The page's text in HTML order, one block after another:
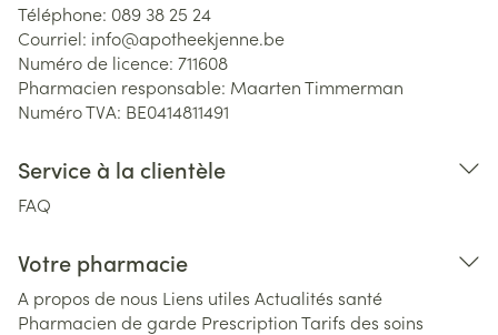
Téléphone: 089 38 25 24
Courriel: info@apotheekjenne.be
Numéro de licence: 711608
Pharmacien responsable: Maarten Timmerman
Numéro TVA: BE0414811491
Service à la clientèle
FAQ
Votre pharmacie
A propos de nous Liens utiles Actualités santé
Pharmacien de garde PrescriptionTarifs des soins